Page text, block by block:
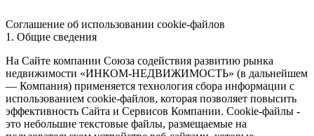
Соглашение об использовании cookie-файлов
1. Общие сведения
На Сайте компании Союза содействия развитию рынка
недвижимости «ИНКОМ-НЕДВИЖИМОСТЬ» (в дальнейшем
— Компания) применяется технология сбора информации с
использованием cookie-файлов, которая позволяет повысить
эффективность Сайта и Сервисов Компании. Сookie-файлы -
это небольшие текстовые файлы, размещаемые на